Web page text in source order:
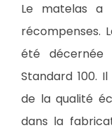
Le matelas a
récompenses.
été décernée
Standard 100.
de la qualité
dans la